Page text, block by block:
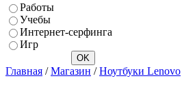
Работы
Учебы
Интернет-серфинга
Игр
Главная /Магазин /Ноутбуки Lenovo